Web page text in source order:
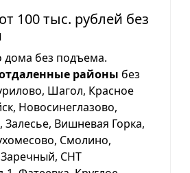
100 тыс. рублей без
дома без подъема.
отдаленные районы без
Шагол, Красное
Новосинеглазово,
Вишневая Горка,
Смолино,
СНТ